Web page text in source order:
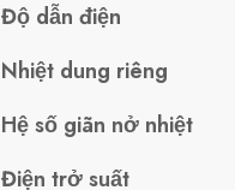
Độ dẫn điện
Nhiệt dung riêng
Hệ số giãn nở nhiệt
Điện trở suất